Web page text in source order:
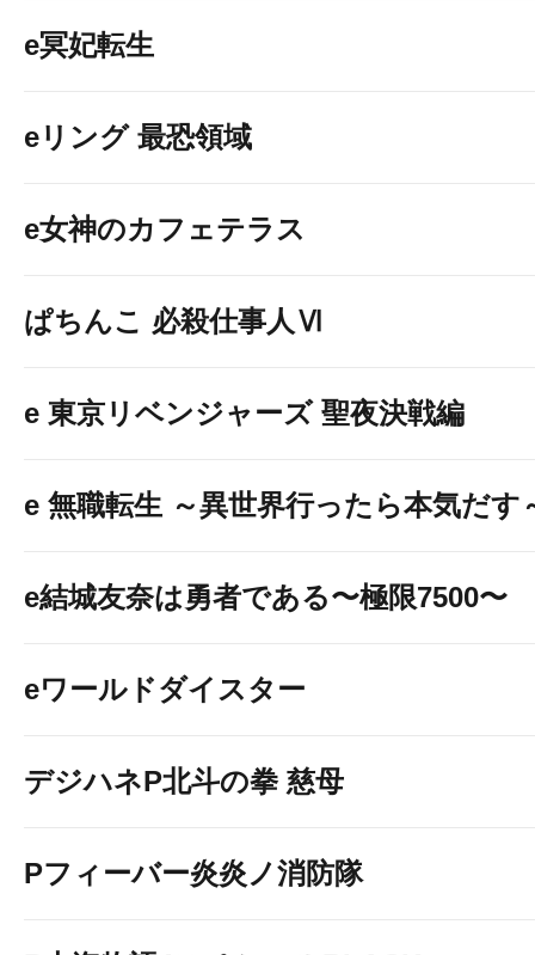
e冥妃転生
eリング 最恐領域
e女神のカフェテラス
ぱちんこ 必殺仕事人Ⅵ
e 東京リベンジャーズ 聖夜決戦編
e 無職転生 ～異世界行ったら本気だす
e結城友奈は勇者である〜極限7500〜
eワールドダイスター
デジハネP北斗の拳 慈母
Pフィーバー炎炎ノ消防隊